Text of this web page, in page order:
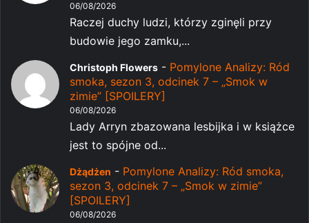
06/08/2026
Raczej duchy ludzi, którzy zginęli przy
budowie jego zamku,...
Christoph Flowers - Pomylone Analizy: Ród
smoka, sezon 3, odcinek 7 – „Smok w
zimie” [SPOILERY]
06/08/2026
Lady Arryn zbazowana lesbijka i w książce
jest to spójne od...
Dżądżen - Pomylone Analizy: Ród smoka,
sezon 3, odcinek 7 – „Smok w zimie”
[SPOILERY]
06/08/2026